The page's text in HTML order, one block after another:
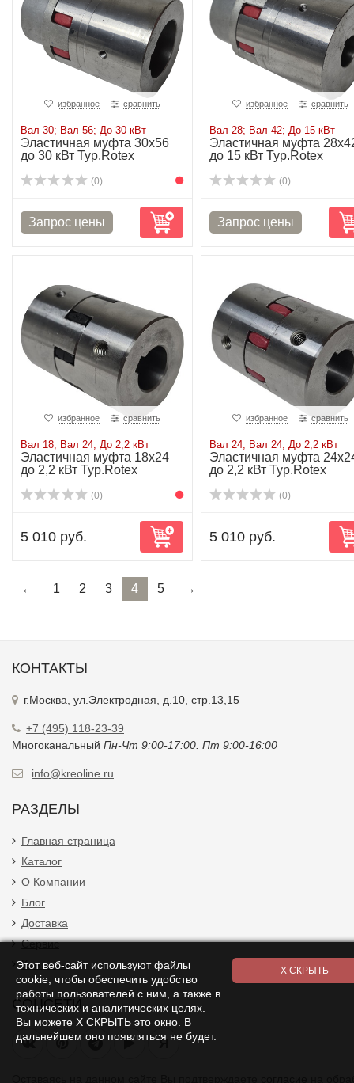
избранное сравнить
Вал 30; Вал 56; До 30 кВт
Эластичная муфта 30х56
до 30 кВт Typ.Rotex
(0)
избранное сравнить
Вал 28; Вал 42; До 15 кВт
Эластичная муфта
до 15 кВт Typ.Rotex
(0)
избранное сравнить
Вал 18; Вал 24; До 2,2 кВт
Эластичная муфта 18х24
до 2,2 кВт Typ.Rotex
(0)
5 010 руб.
избранное сравнить
Вал 24; Вал 24; До 2,2 кВт
Эластичная муфта
до 2,2 кВт Typ.Rotex
(0)
5 010 руб.
← 1 2 3 4 5 →
КОНТАКТЫ
г.Москва, ул.Электродная, д.10, стр.13,15
+7 (495) 118-23-39
Многоканальный Пн-Чт 9:00-17:00. Пт 9:00-16:00
info@kreoline.ru
РАЗДЕЛЫ
Главная страница
Каталог
О Компании
Блог
Доставка
Сервис
Контакты
СОЦСЕТИ
Я
Этот веб-сайт используют файлы
cookie, чтобы обеспечить удобство
работы пользователей с ним, а также в
технических и аналитических целях.
Вы можете Х СКРЫТЬ это окно. В
дальнейшем оно появляться не будет.